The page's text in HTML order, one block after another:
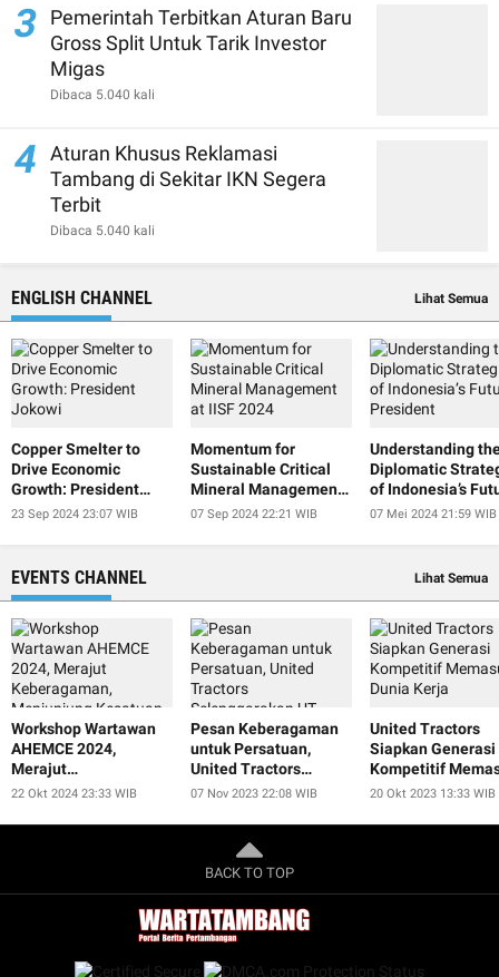
3
Pemerintah Terbitkan Aturan Baru
Gross Split Untuk Tarik Investor
Migas
Dibaca 5.040 kali
4
Aturan Khusus Reklamasi
Tambang di Sekitar IKN Segera
Terbit
Dibaca 5.040 kali
ENGLISH CHANNEL Lihat Semua
Copper Smelter to
Drive Economic
Growth: President
Jokowi
23 Sep 2024 23:07 WIB
Momentum for
Sustainable Critical
Mineral Management
at IISF 2024
07 Sep 2024 22:21 WIB
Understanding
Diplomatic
of Indonesia’s
President
07 Mei 2024 21:59 WIB
EVENTS CHANNEL Lihat Semua
Workshop Wartawan
AHEMCE 2024,
Merajut
Keberagaman,
dan Menjaga
22 Okt 2024 23:33 WIB
Pesan Keberagaman
untuk Persatuan,
United Tractors
Selenggarakan UT
2023
07 Nov 2023 22:08 WIB
United Tractors
Siapkan Generasi
Kompetitif
Dunia Kerja
20 Okt 2023 13:33 WIB
BACK TO TOP